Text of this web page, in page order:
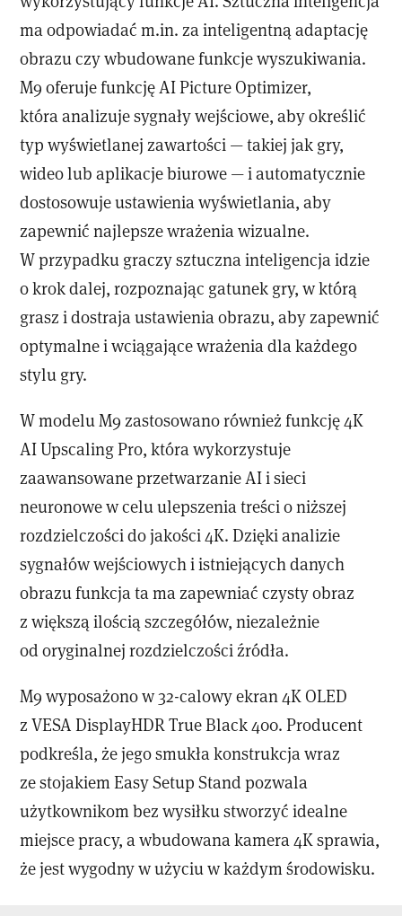
ma odpowiadać m.in. za inteligentną adaptację
obrazu czy wbudowane funkcje wyszukiwania.
M9 oferuje funkcję AI Picture Optimizer,
która analizuje sygnały wejściowe, aby określić
typ wyświetlanej zawartości — takiej jak gry,
wideo lub aplikacje biurowe — i automatycznie
dostosowuje ustawienia wyświetlania, aby
zapewnić najlepsze wrażenia wizualne.
W przypadku graczy sztuczna inteligencja idzie
o krok dalej, rozpoznając gatunek gry, w którą
grasz i dostraja ustawienia obrazu, aby zapewnić
optymalne i wciągające wrażenia dla każdego
stylu gry.
W modelu M9 zastosowano również funkcję 4K
AI Upscaling Pro, która wykorzystuje
zaawansowane przetwarzanie AI i sieci
neuronowe w celu ulepszenia treści o niższej
rozdzielczości do jakości 4K. Dzięki analizie
sygnałów wejściowych i istniejących danych
obrazu funkcja ta ma zapewniać czysty obraz
z większą ilością szczegółów, niezależnie
od oryginalnej rozdzielczości źródła.
M9 wyposażono w 32-calowy ekran 4K OLED
z VESA DisplayHDR True Black 400. Producent
podkreśla, że jego smukła konstrukcja wraz
ze stojakiem Easy Setup Stand pozwala
użytkownikom bez wysiłku stworzyć idealne
miejsce pracy, a wbudowana kamera 4K sprawia,
że ​​jest wygodny w użyciu w każdym środowisku.